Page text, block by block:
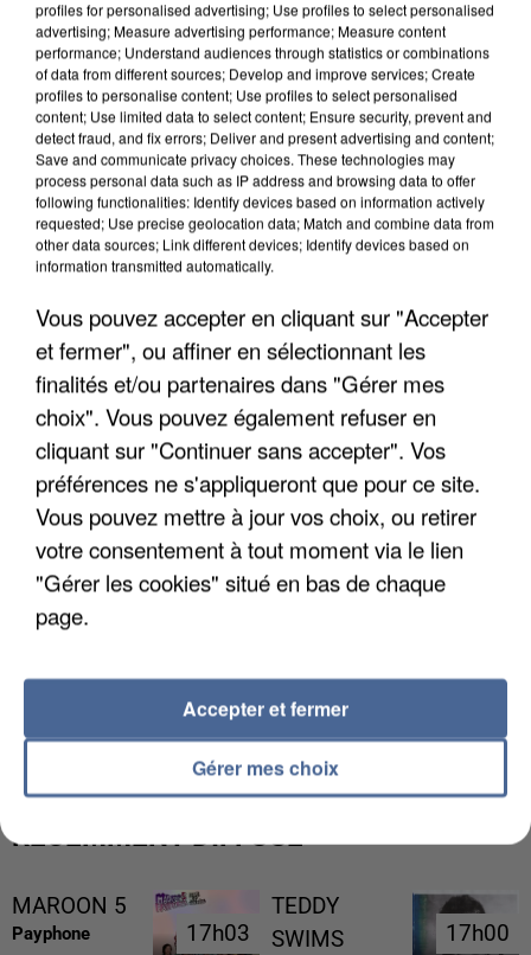
UN SECOND CADRE DE LA DZ MAFIA
INTERPELLÉ EN ALGÉRIE
UNE TOURISTE DE L’OISE EMPORTÉE PAR UNE
COULÉE DE BOUE EN HAUTE-SAVOIE
RÉCEMMENT DIFFUSÉ
MAROON 5
Payphone 17h03
17h03
TEDDY
SWIMS
17h00
17h00
profiles for personalised advertising; Use profiles to select personalised
advertising; Measure advertising performance; Measure content
performance; Understand audiences through statistics or combinations
of data from different sources; Develop and improve services; Create
profiles to personalise content; Use profiles to select personalised
content; Use limited data to select content; Ensure security, prevent and
detect fraud, and fix errors; Deliver and present advertising and content;
Save and communicate privacy choices. These technologies may
process personal data such as IP address and browsing data to offer
following functionalities: Identify devices based on information actively
requested; Use precise geolocation data; Match and combine data from
other data sources; Link different devices; Identify devices based on
information transmitted automatically.
Vous pouvez accepter en cliquant sur "Accepter
et fermer", ou affiner en sélectionnant les
finalités et/ou partenaires dans "Gérer mes
choix". Vous pouvez également refuser en
cliquant sur "Continuer sans accepter". Vos
préférences ne s'appliqueront que pour ce site.
Vous pouvez mettre à jour vos choix, ou retirer
votre consentement à tout moment via le lien
"Gérer les cookies" situé en bas de chaque
page.
Gérer mes choix
Accepter et fermer